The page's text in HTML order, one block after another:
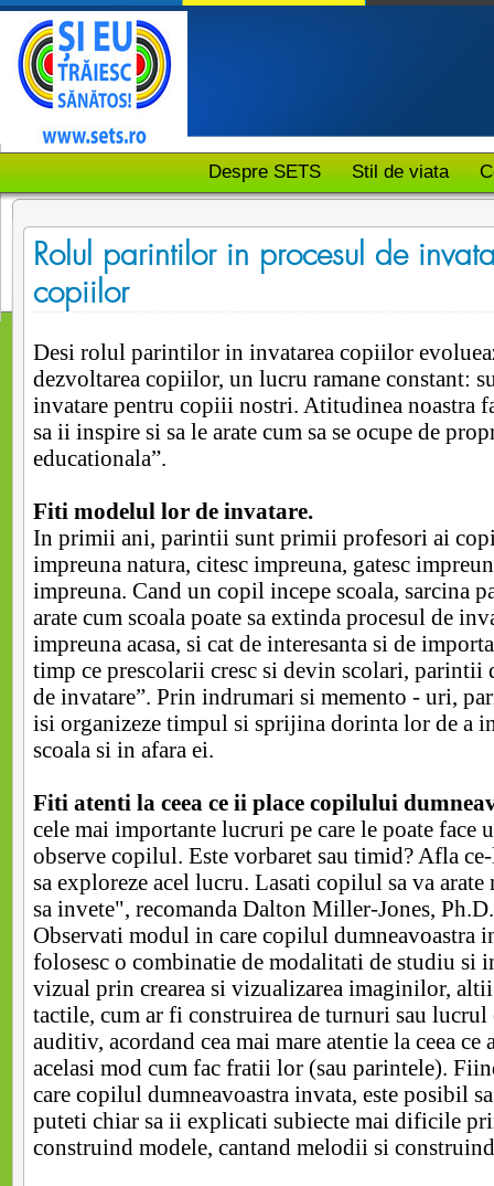
Despre SETS Stil de viata
Rolul parintilor in procesul de
copiilor
Desi rolul parintilor in invatarea copiilor
dezvoltarea copiilor, un lucru ramane constant:
invatare pentru copiii nostri. Atitudinea noastra
sa ii inspire si sa le arate cum sa se ocupe de
educationala”.
Fiti modelul lor de invatare.
In primii ani, parintii sunt primii profesori ai
impreuna natura, citesc impreuna, gatesc
impreuna. Cand un copil incepe scoala, sarcina
arate cum scoala poate sa extinda procesul de
impreuna acasa, si cat de interesanta si de
timp ce prescolarii cresc si devin scolari,
de invatare”. Prin indrumari si memento - uri,
isi organizeze timpul si sprijina dorinta lor de a
scoala si in afara ei.
Fiti atenti la ceea ce ii place copilului
cele mai importante lucruri pe care le poate face
observe copilul. Este vorbaret sau timid? Afla
sa exploreze acel lucru. Lasati copilul sa va
sa invete", recomanda Dalton Miller-Jones, Ph.D.
Observati modul in care copilul dumneavoastra
folosesc o combinatie de modalitati de studiu si
vizual prin crearea si vizualizarea imaginilor,
tactile, cum ar fi construirea de turnuri sau
auditiv, acordand cea mai mare atentie la ceea
acelasi mod cum fac fratii lor (sau parintele).
care copilul dumneavoastra invata, este posibil
puteti chiar sa ii explicati subiecte mai dificile
construind modele, cantand melodii si